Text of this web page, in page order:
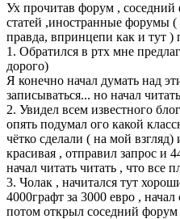
Ух прочитав форум ,
статей ,иностранные форумы (
правда, впринцепи как и тут )
1. Обратился в ртх мне
дорого)
Я конечно начал думать над
записываться... но начал
2. Увидел всем известного
опять подумал ого какой
чётко сделали ( на мой
красивая , отправил запрос и
начал читать читать , что все
3. Чолак , начитался тут
4000графт за 3000 евро ,
потом открыл соседний форум